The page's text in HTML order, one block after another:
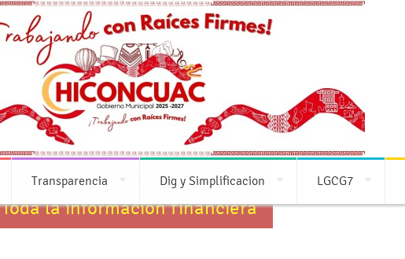
Transparencia Dig y Simplificacion LGCG7
Cuentas Claras
Toda la información financiera